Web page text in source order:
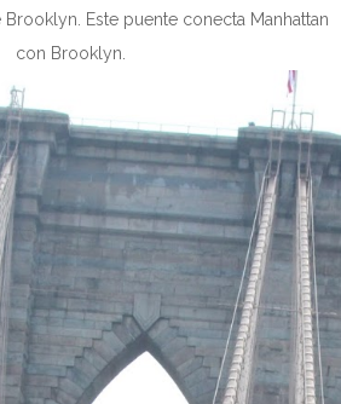
Este puente conecta Manhattan
con Brooklyn.